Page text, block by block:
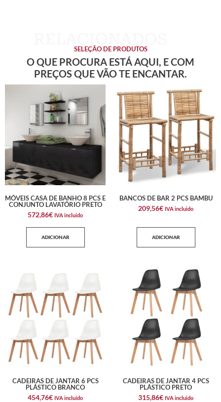
SELEÇÃO DE PRODUTOS
O QUE PROCURA ESTÁ AQUI, E COM
PREÇOS QUE VÃO TE ENCANTAR.
MÓVEIS CASA DE BANHO 8 PCS E
CONJUNTO LAVATÓRIO PRETO
572,86€ IVA incluido
ADICIONAR
BANCOS DE BAR 2 PCS BAMBU
209,56€ IVA incluido
ADICIONAR
CADEIRAS DE JANTAR 6 PCS
PLÁSTICO BRANCO
454,76€ IVA incluido
CADEIRAS DE JANTAR 4 PCS
PLÁSTICO PRETO
315,86€ IVA incluido